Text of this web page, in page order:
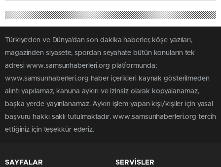
Türkiye'den ve Dünya’dan son dakika haberler, köşe yazıları,
magazinden siyasete, spordan seyahate bütün konuların tek
adresi www.samsunhaberleri.org platformunda;
www.samsunhaberleri.org haber içerikleri kaynak gösterilmeden
alıntı yapılamaz, kanuna aykırı ve izinsiz olarak kopyalanamaz,
başka yerde yayınlanamaz. Aykırı işlem yapan kişi/kişiler için yasal
başvuru hakkı saklı tutulmaktadır. www.samsunhaberleri.org tercih
ettiğiniz için teşekkür ederiz.
SAYFALAR SERVİSLER